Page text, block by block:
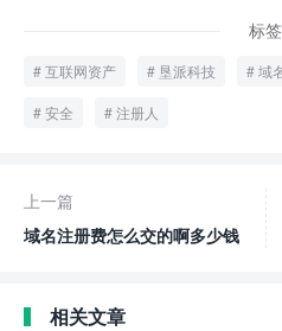
标签
互联网资产 垦派科技 域
安全 注册人
上一篇
域名注册费怎么交的啊多少钱
相关文章